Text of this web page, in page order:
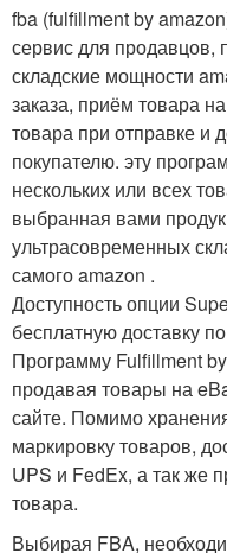
fba (fulfillment by
сервис для продавцов,
складские мощности
заказа, приём товара
товара при отправке и
покупателю. эту
нескольких или всех
выбранная вами
ультрасовременных
самого amazon .
Доступность опции
бесплатную доставку
Программу Fulfillment
продавая товары на
сайте. Помимо
маркировку товаров,
UPS и FedEx, а так же
товара.
Выбирая FBA,